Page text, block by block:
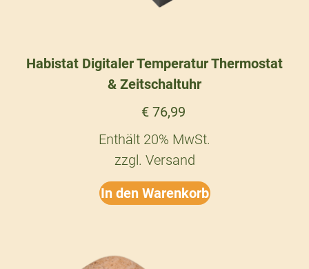
Habistat Digitaler Temperatur Thermostat
& Zeitschaltuhr
€76,99
Enthält 20% MwSt.
zzgl. Versand
In den Warenkorb